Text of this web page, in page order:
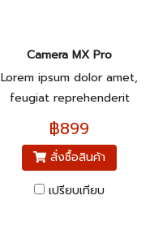
Camera MX Pro
Lorem ipsum dolor amet,
feugiat reprehenderit
pariatur.
฿899
สั่งซื้อสินค้า
เปรียบเทียบ